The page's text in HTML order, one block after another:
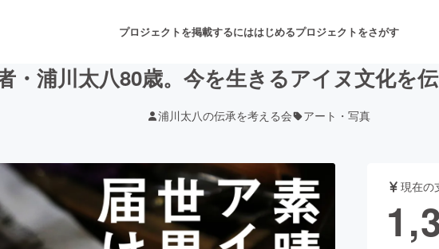
プロジェクトを掲載するにははじめるプロジェクトをさがす
音楽 舞台・パフォーマンス
ゲーム・サービス開発 フード・飲食店
・浦川太八80歳。今を生きるアイヌ文化を
浦川太八の伝承を考える会 アート・写真
現在の